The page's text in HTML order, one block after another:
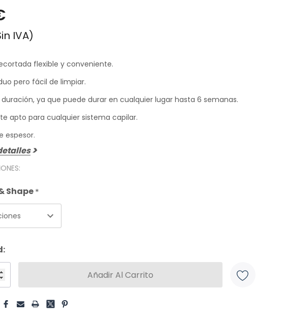
IVA)
flexible y conveniente.
pero fácil de limpiar.
duración, ya que puede durar en cualquier lugar hasta 6 semanas.
apto para cualquier sistema capilar.
espesor.
Shape*